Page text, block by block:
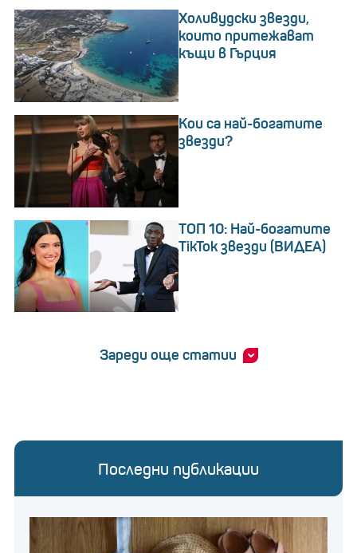
Холивудски звезди,
които притежават
къщи в Гърция
Кои са най-богатите
звезди?
ТОП 10: Най-богатите
TikTok звезди (ВИДЕА)
Зареди още статии
Последни публикации